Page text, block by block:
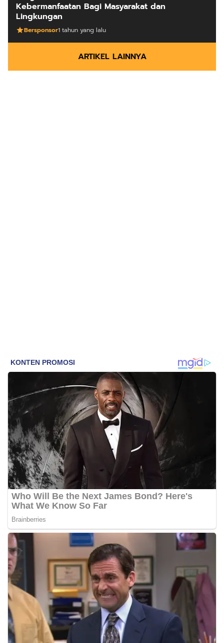
Kebermanfaatan Bagi Masyarakat dan
Lingkungan
Bersponsor1 tahun yang lalu
ARTIKEL LAINNYA